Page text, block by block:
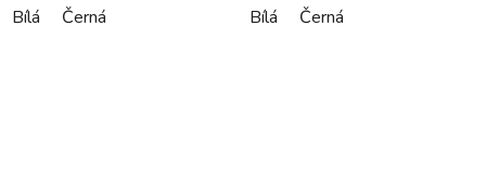
Bílá Černá Bílá Černá